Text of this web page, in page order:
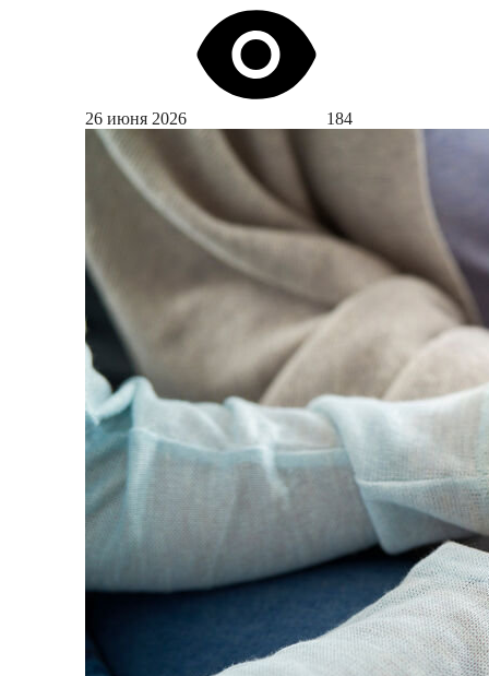
26 июня 2026 184